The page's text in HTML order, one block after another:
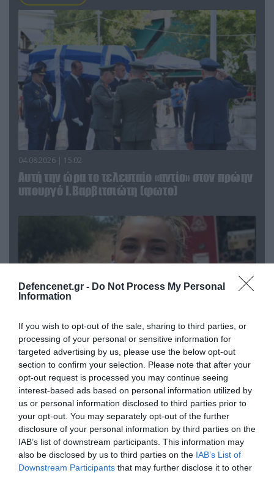
Defencenet.gr - Do Not Process My Personal
Information
If you wish to opt-out of the sale, sharing to third parties, or
processing of your personal or sensitive information for
targeted advertising by us, please use the below opt-out
section to confirm your selection. Please note that after your
opt-out request is processed you may continue seeing
interest-based ads based on personal information utilized by
us or personal information disclosed to third parties prior to
your opt-out. You may separately opt-out of the further
disclosure of your personal information by third parties on the
IAB’s list of downstream participants. This information may
also be disclosed by us to third parties on the IAB’s List of
Downstream Participants that may further disclose it to other
04.08.2026 | 15:02
Αυτή την ώρα το τελευταίο «αντίο» στον πρώην
υπουργό Ι.Βαρβιτσιώτη (φωτο)
04.08.2026 | 13:02
Η ανακοίνωση του Πανελλήνιου Σωματείου
Πυροσβεστών για την δημοσιογράφο του OPEN
που γέλασε στη φωτιά